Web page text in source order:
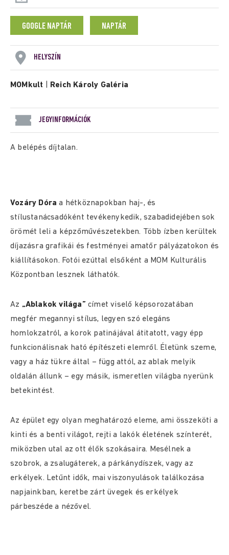
GOOGLE NAPTÁR NAPTÁR
HELYSZÍN
MOMkult Reich Károly Galéria
JEGYINFORMÁCIÓK
A belépés díjtalan.
Vozáry Dóra a hétköznapokban haj-, és
stílustanácsadóként tevékenykedik, szabadidejében sok
örömét leli a képzőművészetekben. Több ízben kerültek
díjazásra grafikái és festményei amatőr pályázatokon és
kiállításokon. Fotói ezúttal elsőként a MOM Kulturális
Központban lesznek láthatók.
Az „Ablakok világa” címet viselő képsorozatában
megfér megannyi stílus, legyen szó elegáns
homlokzatról, a korok patinájával átitatott, vagy épp
funkcionálisnak ható építészeti elemről. Életünk szeme,
vagy a ház tükre által – függ attól, az ablak melyik
oldalán állunk – egy másik, ismeretlen világba nyerünk
betekintést.
Az épület egy olyan meghatározó eleme, ami összeköti a
kinti és a benti világot, rejti a lakók életének színterét,
miközben utal az ott élők szokásaira. Mesélnek a
szobrok, a zsalugáterek, a párkánydíszek, vagy az
erkélyek. Letűnt idők, mai viszonyulások találkozása
napjainkban, keretbe zárt üvegek és erkélyek
párbeszéde a nézővel.